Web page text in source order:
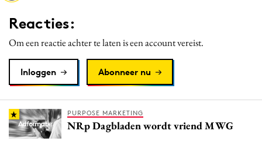
Merkstrategie
PR
Purpose Marketing
Reputatie & crisis
Reacties:
Om een reactie achter te laten is een account vereist.
Inloggen Abonneer nu
PURPOSE MARKETING
NRp Dagbladen wordt vriend MWG